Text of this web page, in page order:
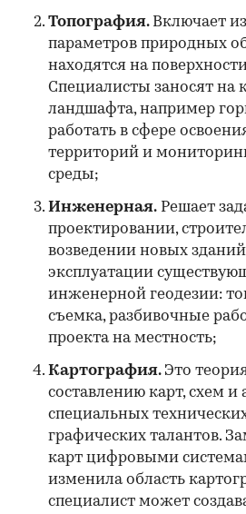
Топография. Включает
параметров природных
находятся на
Специалисты заносят на
ландшафта, например
работать в сфере
территорий и
среды;
Инженерная. Решает
проектировании,
возведении новых
эксплуатации
инженерной геодезии:
съемка, разбивочные
проекта на местность;
Картография. Это
составлению карт, схем и
специальных
графических талантов.
карт цифровыми
изменила область
специалист может